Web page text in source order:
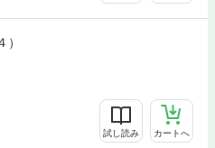
試し読み カートへ